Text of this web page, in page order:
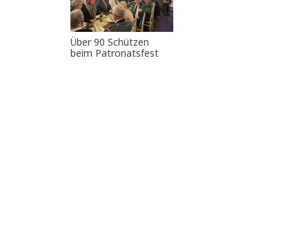
Über 90 Schützen
beim Patronatsfest